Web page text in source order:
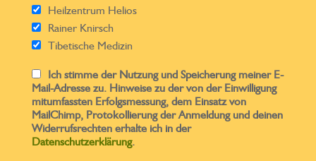
Heilzentrum Helios
Rainer Knirsch
Tibetische Medizin
Ich stimme der Nutzung und Speicherung meiner E-
Mail-Adresse zu. Hinweise zu der von der Einwilligung
mitumfassten Erfolgsmessung, dem Einsatz von
MailChimp, Protokollierung der Anmeldung und deinen
Widerrufsrechten erhalte ich in der
Datenschutzerklärung.